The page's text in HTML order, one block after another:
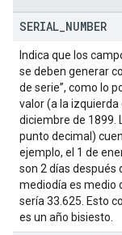
SERIAL NUMBER
Indica que los
se deben generar
de serie”, como lo
valor (a la izquierda
diciembre de 1899.
punto decimal)
ejemplo, el 1 de
son 2 días después
mediodía es medio
sería 33.625. Esto
es un año bisiesto.